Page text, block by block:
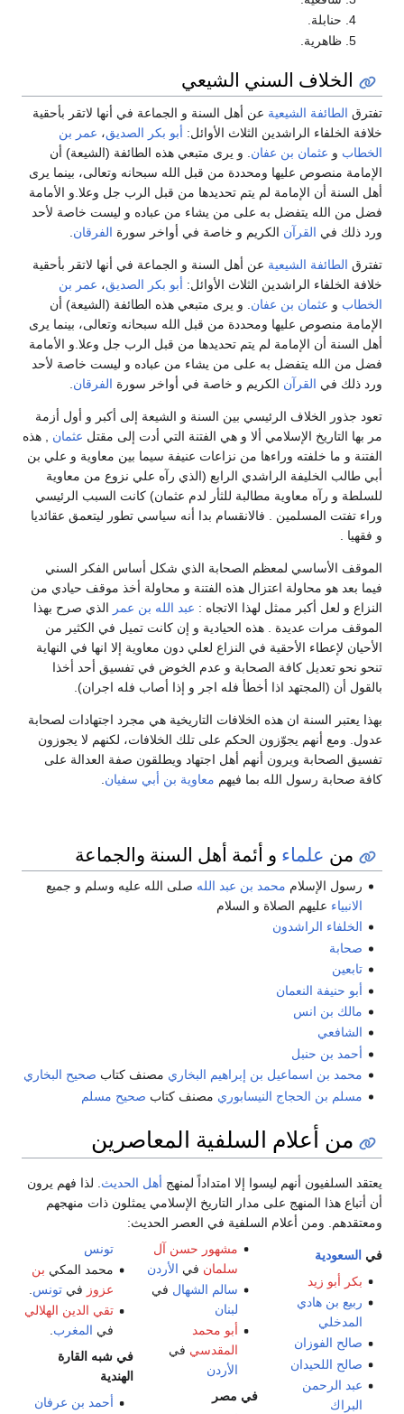
حنابلة.
ظاهرية.
الخلاف السني الشيعي
تفترق الطائفة الشيعية عن أهل السنة و الجماعة في أنها لاتقر بأحقية
خلافة الخلفاء الراشدين الثلاث الأوائل: أبو بكر الصديق، عمر بن
الخطاب و عثمان بن عفان . و يرى متبعي هذه الطائفة (الشيعة) أن
الإمامة منصوص عليها ومحددة من قبل الله سبحانه وتعالى، بينما يرى
أهل السنة أن الإمامة لم يتم تحديدها من قبل الرب جل وعلا.و الأمامة
فضل من الله يتفضل به على من يشاء من عباده و ليست خاصة لأحد
ورد ذلك في القرآن الكريم و خاصة في أواخر سورة الفرقان
تفترق الطائفة الشيعية عن أهل السنة و الجماعة في أنها لاتقر بأحقية
خلافة الخلفاء الراشدين الثلاث الأوائل: أبو بكر الصديق، عمر بن
الخطاب و عثمان بن عفان . و يرى متبعي هذه الطائفة (الشيعة) أن
الإمامة منصوص عليها ومحددة من قبل الله سبحانه وتعالى، بينما يرى
أهل السنة أن الإمامة لم يتم تحديدها من قبل الرب جل وعلا.و الأمامة
فضل من الله يتفضل به على من يشاء من عباده و ليست خاصة لأحد
ورد ذلك في القرآن الكريم و خاصة في أواخر سورة الفرقان
تعود جذور الخلاف الرئيسي بين السنة و الشيعة إلى أكبر و أول أزمة
مر بها التاريخ الإسلامي ألا و هي الفتنة التي أدت إلى مقتل عثمان , هذه
الفتنة و ما خلفته وراءها من نزاعات عنيفة سيما بين معاوية و علي بن
أبي طالب الخليفة الراشدي الرابع (الذي رآه علي نزوع من معاوية
للسلطة و رآه معاوية مطالبة للثأر لدم عثمان) كانت السبب الرئيسي
وراء تفتت المسلمين . فالانقسام بدا أنه سياسي تطور ليتعمق عقائديا
و فقهيا .
الموقف الأساسي لمعظم الصحابة الذي شكل أساس الفكر السني
فيما بعد هو محاولة اعتزال هذه الفتنة و محاولة أخذ موقف حيادي من
النزاع و لعل أكبر ممثل لهذا الاتجاه : عبد الله بن عمر الذي صرح بهذا
الموقف مرات عديدة . هذه الحيادية و إن كانت تميل في الكثير من
الأحيان لإعطاء الأحقية في النزاع لعلي دون معاوية إلا انها في النهاية
تنحو نحو تعديل كافة الصحابة و عدم الخوض في تفسيق أحد أخذا
بالقول أن (المجتهد اذا أخطأ فله اجر و إذا أصاب فله اجران).
بهذا يعتبر السنة ان هذه الخلافات التاريخية هي مجرد اجتهادات لصحابة
عدول. ومع أنهم يجوّزون الحكم على تلك الخلافات، لكنهم لا يجوزون
تفسيق الصحابة ويرون أنهم أهل اجتهاد ويطلقون صفة العدالة على
كافة صحابة رسول الله بما فيهم معاوية بن أبي سفيان
من علماء و أئمة أهل السنة والجماعة
رسول الإسلام محمد بن عبد الله صلى الله عليه وسلم و جميع
الانبياء عليهم الصلاة و السلام
الخلفاء الراشدون
صحابة
تابعين
أبو حنيفة النعمان
مالك بن انس
الشافعي
أحمد بن حنبل
محمد بن اسماعيل بن إبراهيم البخاري مصنف كتاب صحيح البخاري
مسلم بن الحجاج النيسابوري مصنف كتاب صحيح مسلم
من أعلام السلفية المعاصرين
يعتقد السلفيون أنهم ليسوا إلا امتداداً لمنهج أهل الحديث . لذا فهم يرون
أن أتباع هذا المنهج على مدار التاريخ الإسلامي يمثلون ذات منهجهم
ومعتقدهم. ومن أعلام السلفية في العصر الحديث:
في السعودية
بكر أبو زيد
ربيع بن هادي
المدخلي
صالح الفوزان
صالح اللحيدان
عبد الرحمن
البراك
مشهور حسن آل
سلمان في الأردن
سالم الشهال في
لبنان
أبو محمد
المقدسي في
الأردن
في مصر
تونس
محمد المكي بن
عزوز فيتونس
تقي الدين الهلالي
في المغرب.
في شبه القارة
الهندية
أحمد بن عرفان